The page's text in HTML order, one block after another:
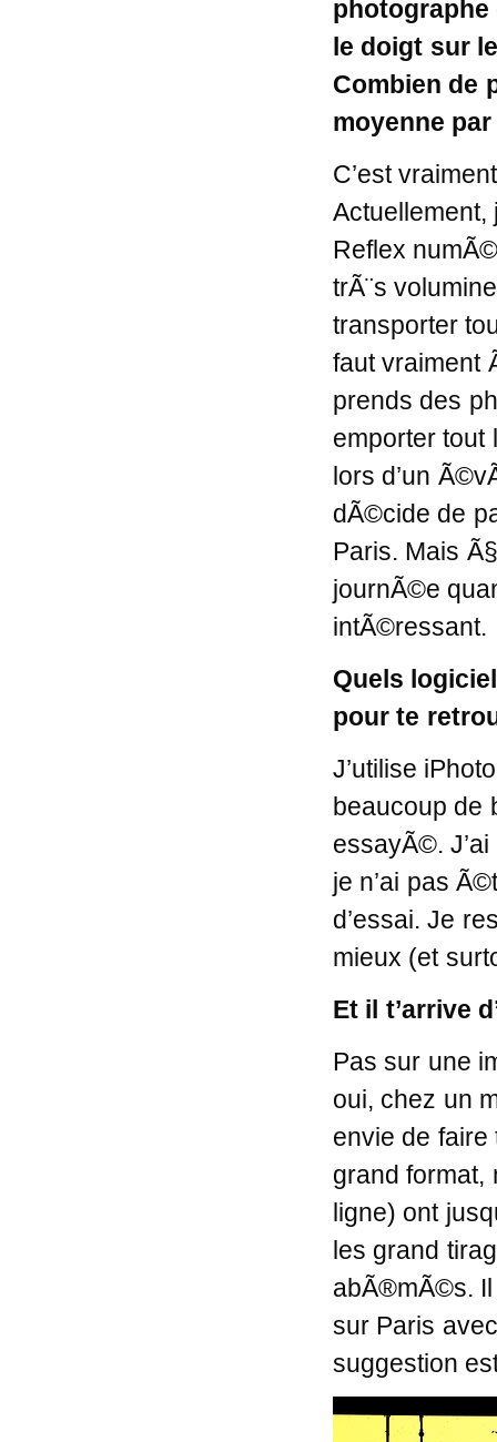
le doigt sur
Combien de
moyenne
C’est
Actuellement,
Reflex
trÃ¨s
transporter
faut vraiment
prends des
emporter tout
lors d’un
dÃ©cide de
Paris. Mais
journÃ©e
intÃ©ressant.
Quels
pour te
J’utilise
beaucoup de
essayÃ©.
je n’ai pas
d’essai. Je
mieux (et
Et il t’arrive
Pas sur une
oui, chez un
envie de
grand format,
ligne) ont
les grand
abÃ®mÃ©s.
sur Paris
suggestion